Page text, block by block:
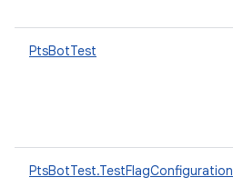
PtsBotTest
PtsBotTest.TestFlagConfiguration